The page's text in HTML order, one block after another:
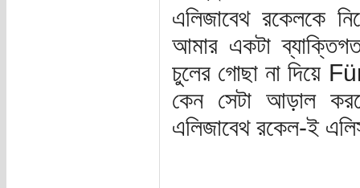
এলিজাবেথ রকেলকে
আমার একটা
চুলের গোছা না দিয়ে
কেন সেটা আড়াল
এলিজাবেথ রকেল-ই